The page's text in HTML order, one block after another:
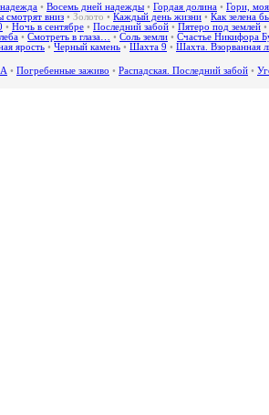
• Восемь дней надежды • Гордая долина • Гори, моя
смотрят вниз • Золото • Каждый день жизни • Как зелена
• Ночь в сентябре • Последний забой • Пятеро под землей •
• Смотреть в глаза… • Соль земли • Счастье Никифора
ярость • Черный камень • Шахта 9 • Шахта. Взорванная
• Погребенные заживо • Распадская. Последний забой •